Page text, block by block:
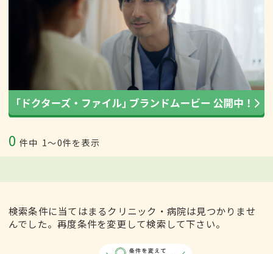
0 件中 1〜0件を表示
検索条件に当てはまるクリニック・病院は見つかりませ
んでした。再度条件を変更して検索して下さい。